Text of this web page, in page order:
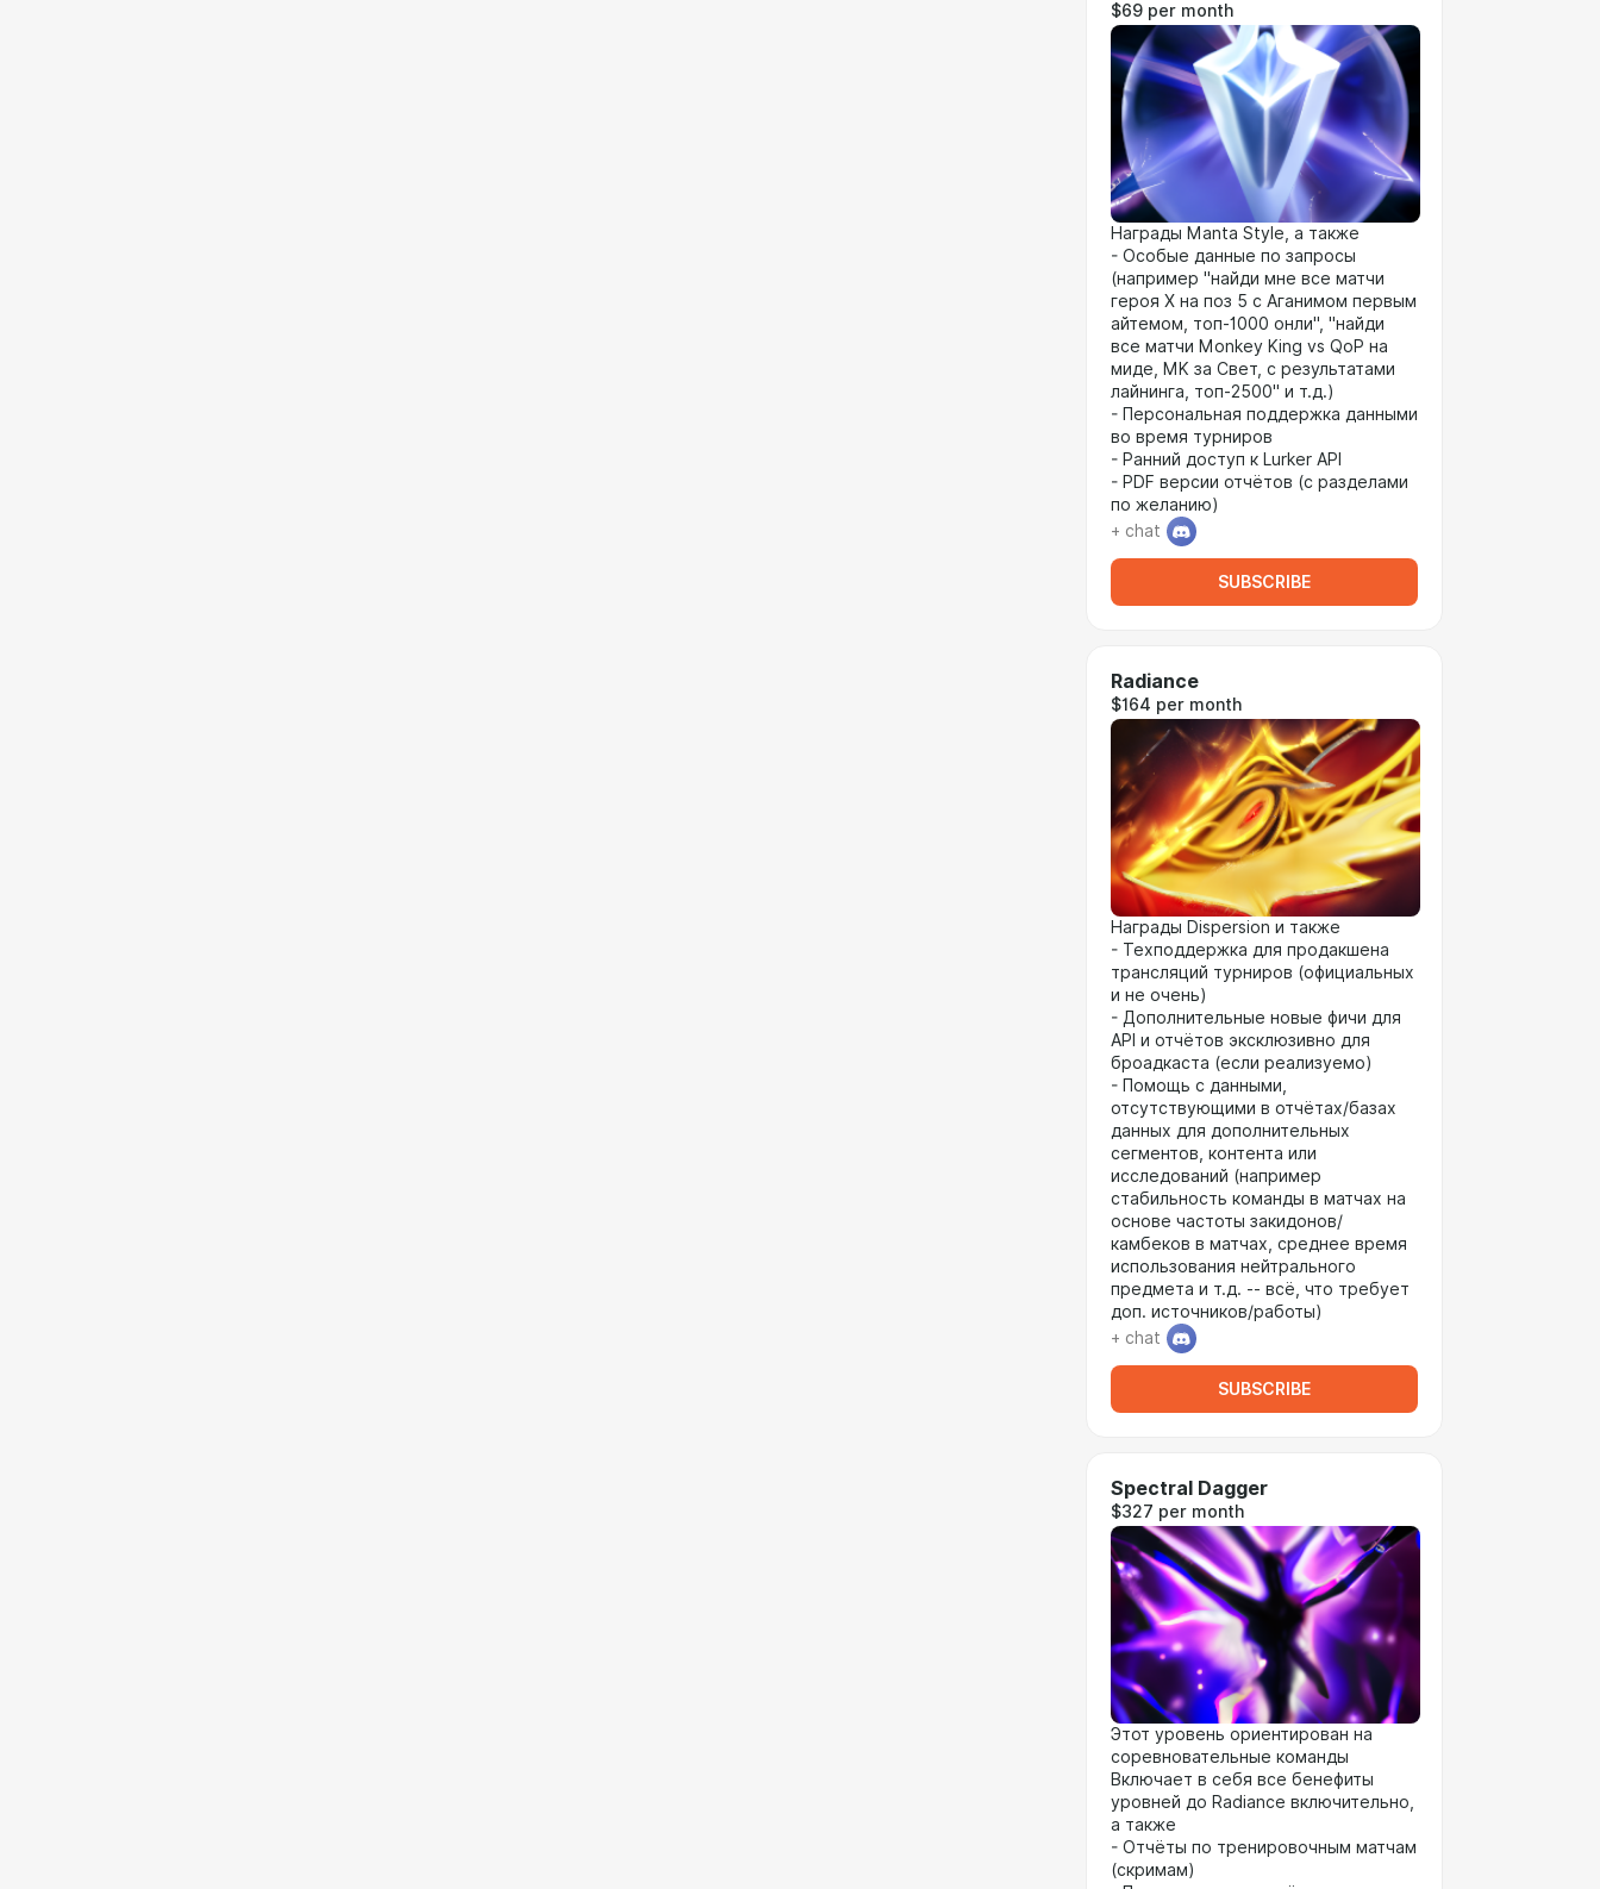
$69 per month
Награды Manta Style, а также
- Особые данные по запросы
(например "найди мне все матчи
героя X на поз 5 с Аганимом первым
айтемом, топ-1000 онли", "найди
все матчи Monkey King vs QoP на
миде, MK за Свет, с результатами
лайнинга, топ-2500" и т.д.)
- Персональная поддержка данными
во время турниров
- Ранний доступ к Lurker API
- PDF версии отчётов (с разделами
по желанию)
+ chat
SUBSCRIBE
Radiance
$164 per month
Награды Dispersion и также
- Техподдержка для продакшена
трансляций турниров (официальных
и не очень)
- Дополнительные новые фичи для
API и отчётов эксклюзивно для
броадкаста (если реализуемо)
- Помощь с данными,
отсутствующими в отчётах/базах
данных для дополнительных
сегментов, контента или
исследований (например
стабильность команды в матчах на
основе частоты закидонов/
камбеков в матчах, среднее время
использования нейтрального
предмета и т.д. -- всё, что требует
доп. источников/работы)
+ chat
SUBSCRIBE
Spectral Dagger
$327 per month
Этот уровень ориентирован на
соревновательные команды
Включает в себя все бенефиты
уровней до Radiance включительно,
а также
- Отчёты по тренировочным матчам
(скримам)